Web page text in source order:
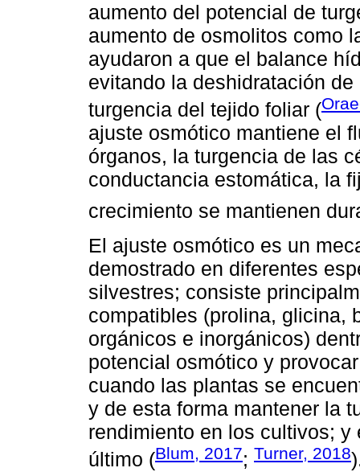
aumento del potencial de
aumento de osmolitos como
ayudaron a que el balance
evitando la deshidratación
turgencia del tejido foliar (
ajuste osmótico mantiene el
órganos, la turgencia de las
conductancia estomática, la
crecimiento se mantienen
El ajuste osmótico es un
demostrado en diferentes
silvestres; consiste
compatibles (prolina, glicina,
orgánicos e inorgánicos)
potencial osmótico y
cuando las plantas se
y de esta forma mantener la
rendimiento en los cultivos;
último (Blum, 2017; Turner, 2018